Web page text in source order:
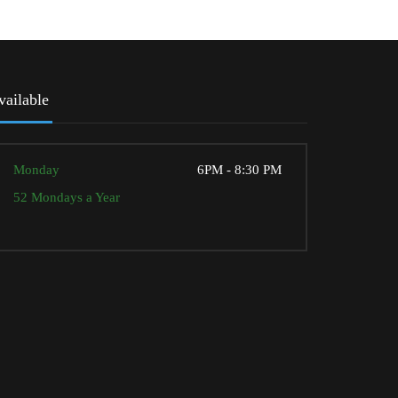
Monday
6PM - 8:30 PM
52 Mondays a Year